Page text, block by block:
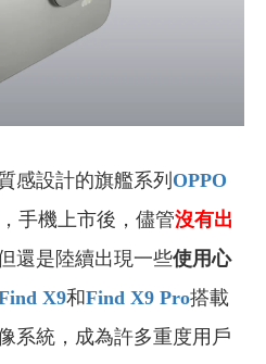
設計的旗艦系列 OPPO
， 手機上市後， 儘管沒有出
還是陸續出現一些使用心
X9和Find X9 Pro搭載
系統，成為許多重度用戶